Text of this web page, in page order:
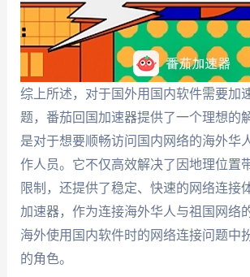
综上所述，对于国外用国内软件需要加
题，番茄回国加速器提供了一个理想的
是对于想要顺畅访问国内网络的海外华
作人员。它不仅高效解决了因地理位置
限制，还提供了稳定、快速的网络连接
加速器，作为连接海外华人与祖国网络
海外使用国内软件时的网络连接问题中
的角色。